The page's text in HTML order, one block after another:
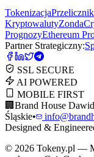
Tokenizacja
Kryptowaluty
PrognozyEthereum
Partner Strategiczny:
SSL SECURE
AI POWERED
MOBILE FIRST
🏢 Brand House
Śląskie•
Designed &
© 2026 Tokeny.pl —